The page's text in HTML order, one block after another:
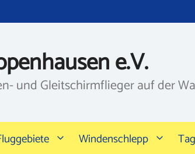
e.V.
und Gleitschirmflieger auf der
Windenschlepp